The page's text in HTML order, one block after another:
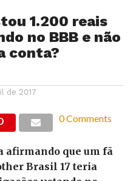
1.200 reais
no BBB e não
conta?
de 2017
0 Comments
afirmando que um fã
Brasil 17 teria